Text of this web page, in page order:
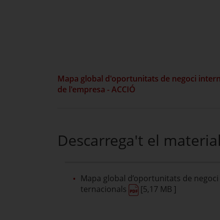
Mapa global d'oportunitats de negoci
de l'empresa - ACCIÓ
Descarrega't el
Mapa global d’oportunitats de
ternacionals
[5,17 MB ]